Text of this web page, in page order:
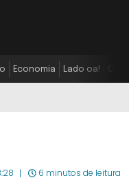
Economia Lado oa!
6 minutos de leitura